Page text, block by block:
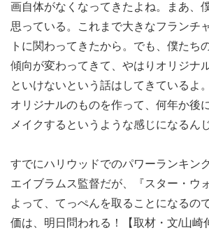
画自体がなくなってきたよね。まあ、
思っている。これまで大きなフランチ
トに関わってきたから。でも、僕たち
傾向が変わってきて、やはりオリジナ
といけないという話はしてきているよ
オリジナルのものを作って、何年か後
メイクするというような感じになるん
すでにハリウッドでのパワーランキン
エイブラムス監督だが、『スター・ウ
よって、てっぺんを取ることになるの
価は、明日問われる！【取材・文/山崎